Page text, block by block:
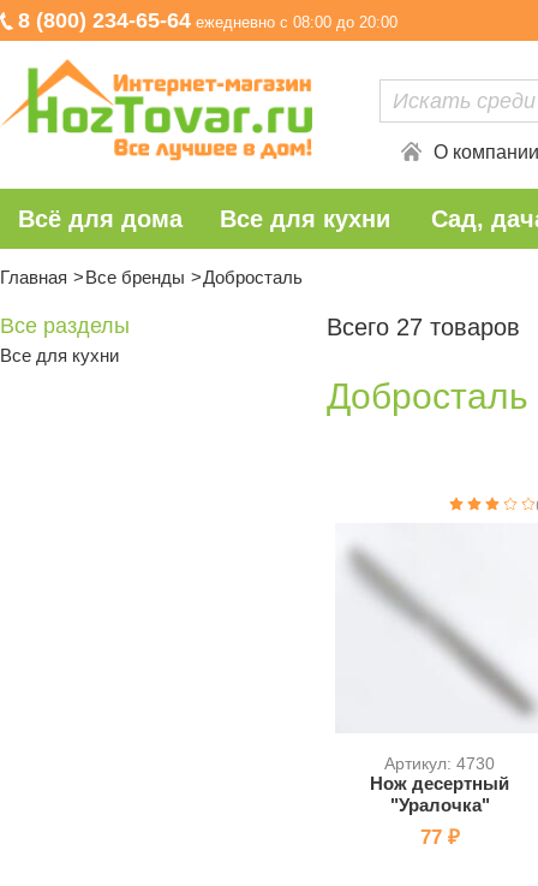
8 (800) 234-65-64 ежедневно с 08:00 до 20:00
О компании
Всё для дома Все для кухни Сад,
Главная Все бренды Добросталь
Все разделы
Все для кухни
Всего 27 товаров
Добросталь
Артикул: 4730
Нож десертный
"Уралочка"
77 ₽